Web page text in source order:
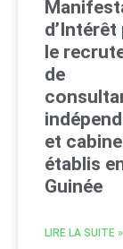
le
de
et
établis
Guinée
LIRE LA SUITE »